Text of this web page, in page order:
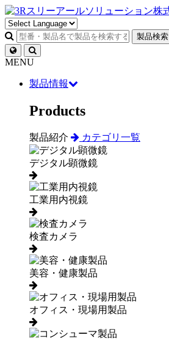
製品検索
MENU
製品情報
Products
製品紹介 カテゴリ一覧
デジタル顕微鏡
工業用内視鏡
検査カメラ
美容・健康製品
オフィス・現場用製品